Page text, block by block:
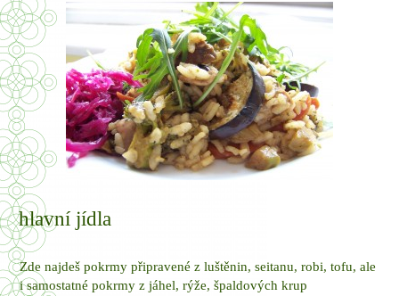
hlavní jídla
Zde najdeš pokrmy připravené z luštěnin, seitanu, robi, tofu, ale
i samostatné pokrmy z jáhel, rýže, špaldových krup